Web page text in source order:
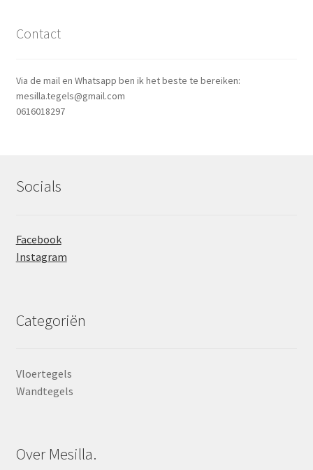
Contact
Via de mail en Whatsapp ben ik het beste te bereiken:
mesilla.tegels@gmail.com
0616018297
Socials
Facebook
Instagram
Categoriën
Vloertegels
Wandtegels
Over Mesilla.